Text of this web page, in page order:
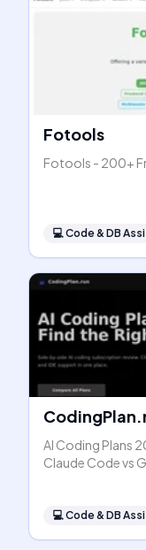
Fotools
Fotools - 200+
💻Code & DB
AI Coding Plans
Claude Code vs
💻Code & DB